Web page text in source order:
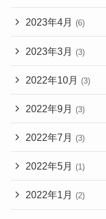
2023年4月 (6)
2023年3月 (3)
2022年10月 (3)
2022年9月 (3)
2022年7月 (3)
2022年5月 (1)
2022年1月 (2)